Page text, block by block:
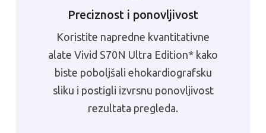
Preciznost i ponovljivost
Koristite napredne kvantitativne
alate Vivid S70N Ultra Edition* kako
biste poboljšali ehokardiografsku
sliku i postigli izvrsnu ponovljivost
rezultata pregleda.